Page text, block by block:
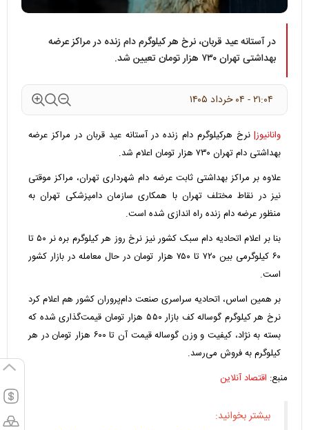
در آستانه عید قربان، نرخ هر کیلوگرم دام زنده در مراکز عرضه
بهداشتی تهران ۷۳۰ هزار تومان تعیین شد.
۲۱:۰۴ - ۰۴ خرداد ۱۴۰۵
وانانیوز| نرخ هرکیلوگرم دام زنده در آستانه عید قربان در مراکز عرضه
بهداشتی دام تهران ۷۳۰ هزار تومان اعلام شد.
علاوه بر مراکز بهداشتی ثابت عرضه دام شهرداری تهران، مراکز موقتی
نیز در نقاط مختلف تهران با همکاری سازمان دامپزشکی تهران به
منظور عرضه دام زنده راه اندازی شده است.
بنا بر اعلام اتحادیه دام سبک کشور نیز نرخ روز هر کیلوگرم بره نر ۵۰ تا
۶۰ کیلوگرمی بین ۷۲۰ تا ۷۵۰ هزار تومان در حال معامله در بازار کشور
است.
بر همین اساس، اتحادیه سراسری صنعت دام‌پروران کشور هم اعلام کرد
نرخ هر کیلوگرم گوساله کف بازار ۵۵۰ هزار تومان قیمت‌گذاری شده که
بسته به نژاد، کیفیت و وزن گوساله قیمت آن تا ۶۰۰ هزار تومان در هر
کیلوگرم به فروش می‌رسد.
منبع: اقتصاد آنلاین
بیشتر بخوانید: